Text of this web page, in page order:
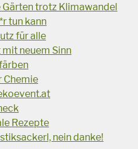
Gärten trotz Klimawandel
tun kann
für alle
neuem Sinn
Chemie
Rezepte
nein danke!